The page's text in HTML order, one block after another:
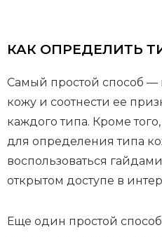
КАК ОПРЕДЕЛИТЬ
Самый простой способ —
кожу и соотнести ее
каждого типа. Кроме
для определения типа
воспользоваться
открытом доступе в
Еще один простой